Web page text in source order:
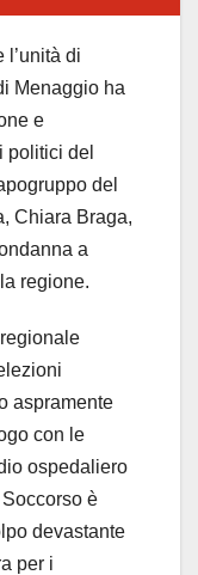
l’unità di
Menaggio ha
e
politici del
del
Chiara Braga,
a
regione.
regionale
aspramente
con le
ospedaliero
è
devastante
per i